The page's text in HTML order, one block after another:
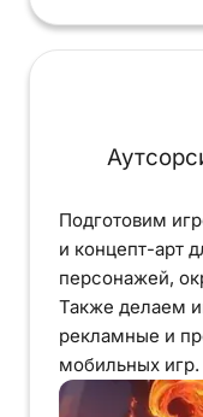
Подготовим
и концепт-арт
персонажей,
Также делаем
рекламные и
мобильных игр.